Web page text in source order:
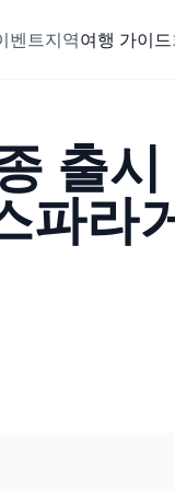
벤트지역여행 가이드
출
파라